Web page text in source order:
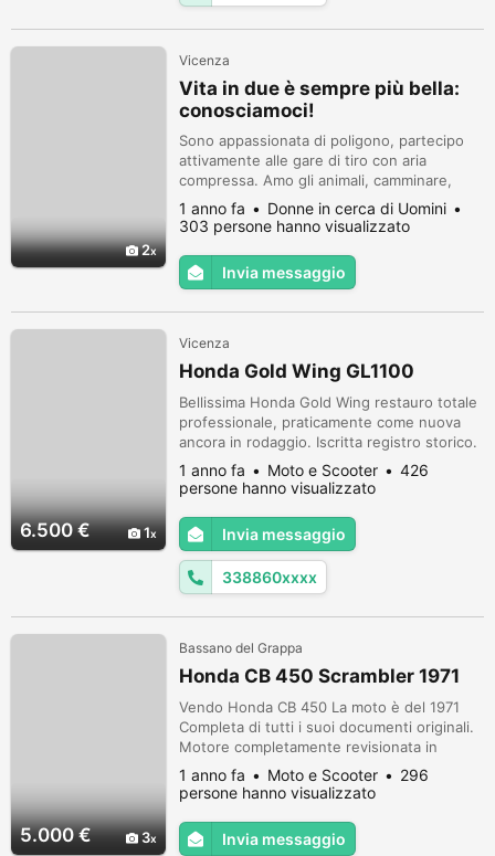
2
Vicenza
Vita in due è sempre più bella:
conosciamoci!
Sono appassionata di poligono, partecipo
attivamente alle gare di tiro con aria
compressa. Amo gli animali, camminare,
trascorrere del tempo con gli amici.
1 anno fa
Donne in cerca di Uomini
303 persone hanno visualizzato
Invia messaggio
6.500 € 1
Vicenza
Honda Gold Wing GL1100
Bellissima Honda Gold Wing restauro totale
professionale, praticamente come nuova
ancora in rodaggio. Iscritta registro storico.
1 anno fa Moto e Scooter
426
persone hanno visualizzato
Invia messaggio
338860xxxx
5.000 € 3
Bassano del Grappa
Honda CB 450 Scrambler 1971
Vendo Honda CB 450 La moto è del 1971
Completa di tutti i suoi documenti originali.
Motore completamente revisionata in
officina Honda (Tottene), viene usata
regolarmente quindi non necessita di alcun
intervento. Sono stati eseguiti diversi lavori
per migliorarla e trasformarla in un cafè
racer tipo scrambler. Dispongo di svariati
1 anno fa Moto e Scooter
296
persone hanno visualizzato
Invia messaggio